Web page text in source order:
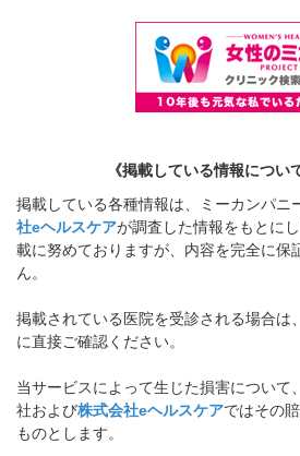
《掲載している情報につい
掲載している各種情報は、ミーカンパニ
社eヘルスケアが調査した情報をもとに
載に努めておりますが、内容を完全に保
ん。
掲載されている医院を受診される場合は
に直接ご確認ください。
当サービスによって生じた損害について
社および株式会社eヘルスケアではその
ものとします。